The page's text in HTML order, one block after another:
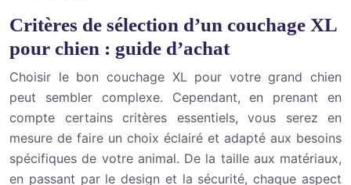
Critères de sélection d’un couchage XL
pour chien : guide d’achat
Choisir le bon couchage XL pour votre grand chien
peut sembler complexe. Cependant, en prenant en
compte certains critères essentiels, vous serez en
mesure de faire un choix éclairé et adapté aux besoins
spécifiques de votre animal. De la taille aux matériaux,
en passant par le design et la sécurité, chaque aspect